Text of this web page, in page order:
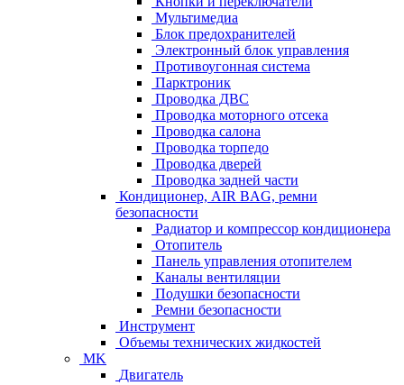
Мультимедиа
Блок предохранителей
Электронный блок управления
Противоугонная система
Парктроник
Проводка ДВС
Проводка моторного отсека
Проводка салона
Проводка торпедо
Проводка дверей
Проводка задней части
Кондиционер, AIR BAG, ремни
безопасности
Радиатор и компрессор кондиционера
Отопитель
Панель управления отопителем
Каналы вентиляции
Подушки безопасности
Ремни безопасности
Инструмент
Объемы технических жидкостей
MK
Двигатель